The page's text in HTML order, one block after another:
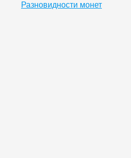
Разновидности монет